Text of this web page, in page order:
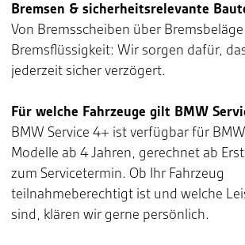
Bremsen & sicherheitsrelevante
Von Bremsscheiben über
Bremsflüssigkeit: Wir sorgen dafür,
jederzeit sicher verzögert.
Für welche Fahrzeuge gilt BMW
BMW Service 4+ ist verfügbar für
Modelle ab 4 Jahren, gerechnet ab
zum Servicetermin. Ob Ihr Fahrzeug
teilnahmeberechtigt ist und welche
sind, klären wir gerne persönlich.